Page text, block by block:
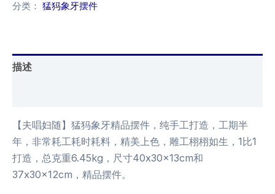
分类： 猛犸象牙摆件
描述
【夫唱妇随】猛犸象牙精品摆件，纯手工打造，工期半
年，非常耗工耗时耗料，精美上色，雕工栩栩如生，1比1
打造，总克重6.45kg，尺寸40x30x13cm和
37x30x12cm，精品摆件。